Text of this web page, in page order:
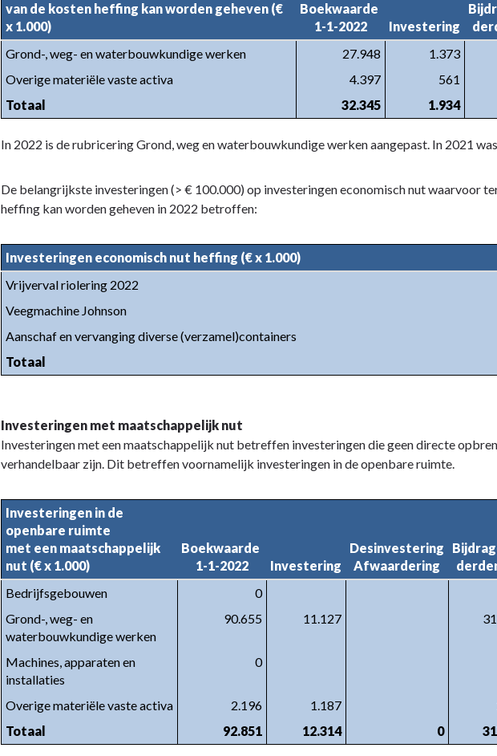
van de kosten heffing kan worden geheven (€
x 1.000)
Boekwaarde
1-1-2022
Investering
Grond-, weg- en waterbouwkundige werken
27.948 1.373
Overige materiële vaste activa
4.397 561
Totaal
32.345 1.934
In 2022 is de rubricering Grond, weg en waterbouwkundige werken aangepast. In 2021
De belangrijkste investeringen (> € 100.000) op investeringen economisch nut waarvoor
heffing kan worden geheven in 2022 betroffen:
Investeringen economisch nut heffing (€ x 1.000)
Vrijverval riolering 2022
Veegmachine Johnson
Aanschaf en vervanging diverse (verzamel)containers
Totaal
Investeringen met maatschappelijk nut
Investeringen met een maatschappelijk nut betreffen investeringen die geen directe
verhandelbaar zijn. Dit betreffen voornamelijk investeringen in de openbare ruimte.
Investeringen in de
openbare ruimte
met een maatschappelijk
nut (€ x 1.000)
Boekwaarde
1-1-2022
Investering
Desinvestering
Afwaardering
Bedrijfsgebouwen
0
Grond-, weg- en
waterbouwkundige werken
90.655 11.127
Machines, apparaten en
installaties
0
Overige materiële vaste activa 2.196 1.187
Totaal
92.851 12.314 0